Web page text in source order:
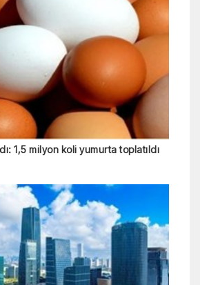
1,5 milyon koli yumurta toplatıldı